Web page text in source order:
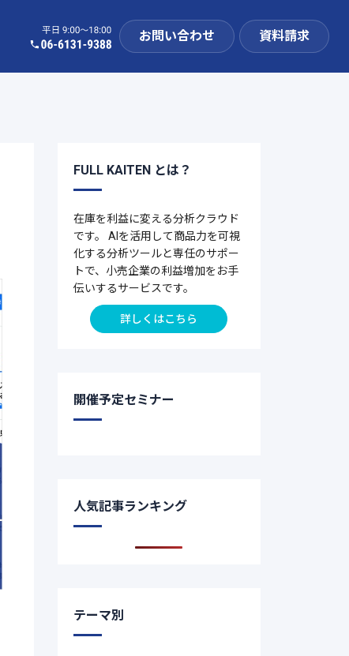
お問い合わせ 資料請求
FULL KAITEN とは？
在庫を利益に変える分析クラウド
です。 AIを活用して商品力を可視
化する分析ツールと専任のサポー
トで、小売企業の利益増加をお手
伝いするサービスです。
詳しくはこちら
開催予定セミナー
人気記事ランキング
テーマ別